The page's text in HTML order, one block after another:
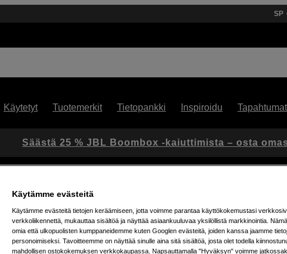
SP
Käytetyt Tuotemerkit Tietopankki Inspiroidu Tapahtumat
Säästä 25 % JBL Boombox -kaiuttimista – osta
Käytämme evästeitä
Käytämme evästeitä tietojen keräämiseen, jotta voimme parantaa käyttökokemustasi
verkkoliikennettä, mukauttaa sisältöä ja näyttää asiaankuuluvaa yksilöllistä markkinointia.
omia että ulkopuolisten kumppaneidemme kuten Googlen evästeitä, joiden kanssa jaamme
personoimiseksi. Tavoitteemme on näyttää sinulle aina sitä sisältöä, josta olet todella
mahdollisen ostokokemuksen verkkokaupassa. Napsauttamalla "Hyväksyn" voimme